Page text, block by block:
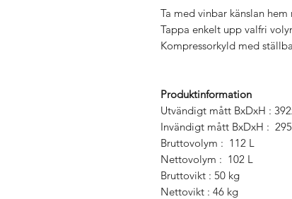
Ta med vinbar känslan
Tappa enkelt upp valfri
Kompressorkyld med
Produktinformation
Utvändigt mått BxDxH :
Invändigt mått BxDxH :
Bruttovolym : 112 L
Nettovolym : 102 L
Bruttovikt : 50 kg
Nettovikt : 46 kg